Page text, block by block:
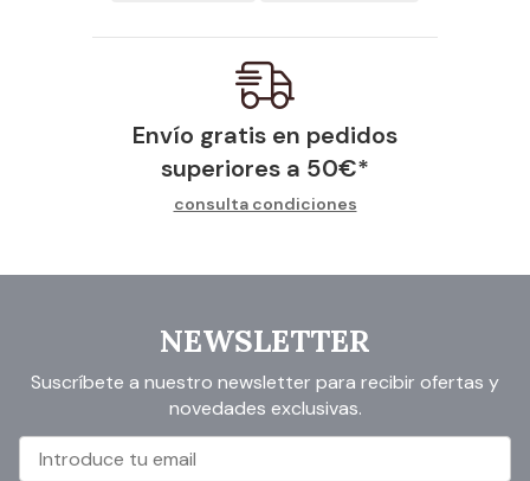
Envío gratis en pedidos
superiores a 50€*
consulta condiciones
NEWSLETTER
Suscríbete a nuestro newsletter para recibir ofertas y
novedades exclusivas.